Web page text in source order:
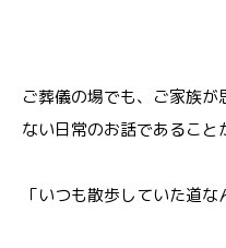
ご葬儀の場でも、ご家族
ない日常のお話であること
「いつも散歩していた道な